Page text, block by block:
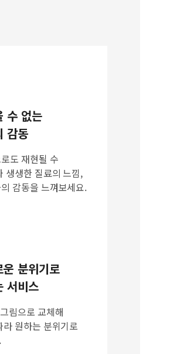
수 없는
감동
도 재현될 수
생생한 질료의 느낌,
감동을 느껴보세요.
분위기로
서비스
림으로 교체해
원하는 분위기로